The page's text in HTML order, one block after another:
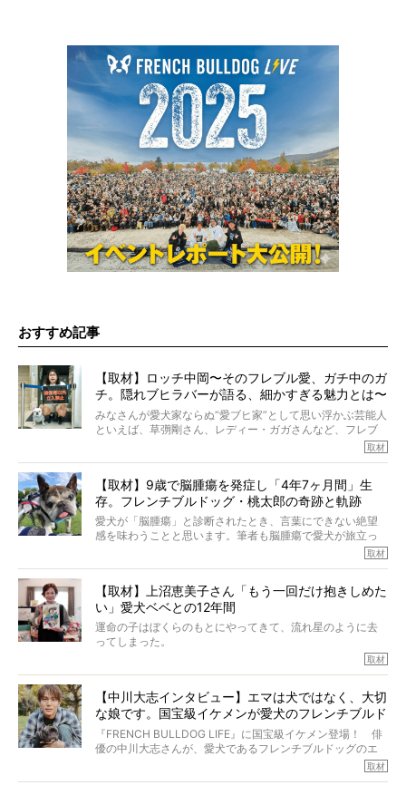
おすすめ記事
【取材】ロッチ中岡〜そのフレブル愛、ガチ中のガ
チ。隠れブヒラバーが語る、細かすぎる魅力とは〜
【前編】
みなさんが愛犬家ならぬ“愛ブヒ家”として思い浮かぶ芸能人
といえば、草彅剛さん、レディー・ガガさんなど、フレブ
ルを飼っている方が多いと思います。が、ロッチ中岡さん
んのインスタグラムを覗くと、たくさんのフレブルアカウ
ントがフォローされていて、わが『FRENCH BULLDOG
LIFE』モデルのnicoやトーラスも、その中の一頭。
そんな中岡さんに、フレブルの魅力を語っていただきまし
た。そのブヒ愛っぷりは、思ってた以上！ ガチ中のガチ
取材
【取材】9歳で脳腫瘍を発症し「4年7ヶ月間」生
存。フレンチブルドッグ・桃太郎の奇跡と軌跡
愛犬が「脳腫瘍」と診断されたとき、言葉にできない絶望
感を味わうことと思います。筆者も脳腫瘍で愛犬が旅立っ
たひとり。だからこそ、どれほど厄介で困難な病気かを理
ところが、フレンチブルドッグの桃太郎は9歳で脳腫瘍を発
症し、なんと4年7ヶ月間も生き抜いたのです。旅立ったと
きの年齢は13歳と11ヶ月、レジェンド級のレジェンドでし
た。さらには、治療後3年間は一度も発作が起きなかったと
いいます。
この事実はフレンチブルドッグだけでなく、脳腫瘍と闘う
太郎のオーナーである佐藤さんご夫婦に、治療の選択やケ
アについて詳しくお話しをうかがいました。
取材
【取材】上沼恵美子さん「もう一回だけ抱きしめた
い」愛犬ベベとの12年間
運命の子はぼくらのもとにやってきて、流れ星のように去
ってしまった。
り添いたいと思う。
その悲しみをいますぐ解消することはできないが、話をき
いて、泣いたり笑ったりするのもいいだろう。
こんな子だった、こんなにいい子だった、ほんとうに愛し
ていたと。
ぼくらは上沼恵美子さんのご自宅へ伺って、お話をきこう
取材
【中川大志インタビュー】エマは犬ではなく、大切
な娘です。国宝級イケメンが愛犬のフレンチブルド
ッグと一緒に登場
『FRENCH BULLDOG LIFE』に国宝級イケメン登場！ 俳
優の中川大志さんが、愛犬であるフレンチブルドッグのエ
マちゃん（2歳の女の子）にメロメロとの情報を聞きつけ、
取材